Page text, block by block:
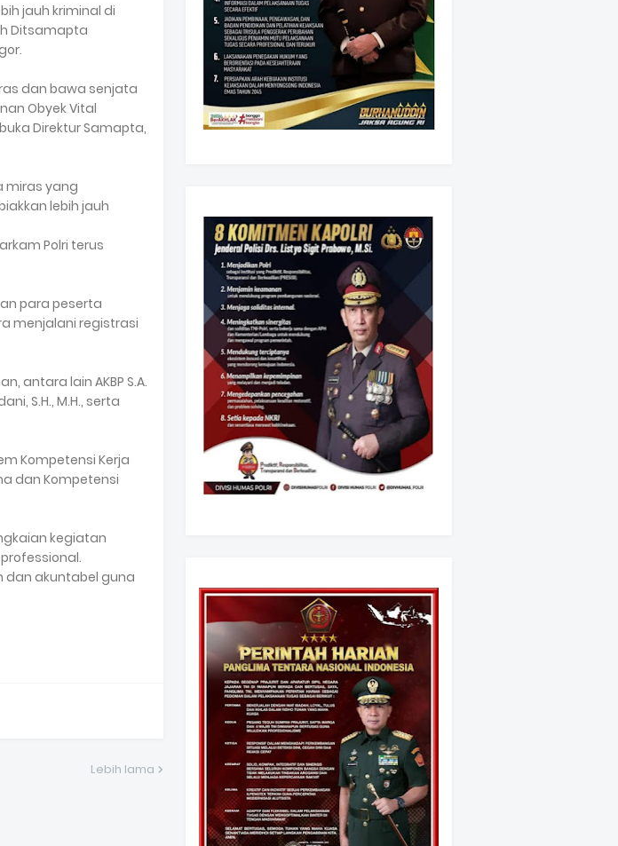
jauh kriminal di
Ditsamapta
dan bawa senjata
Obyek Vital
Direktur Samapta,
miras yang
lebih jauh
Polri terus
para peserta
menjalani registrasi
antara lain AKBP S.A.
S.H., M.H., serta
Kompetensi Kerja
dan Kompetensi
kegiatan
dan akuntabel guna
Lebih lama